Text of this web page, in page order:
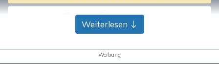
Bank-Überweisung
Weiterlesen
Werbung